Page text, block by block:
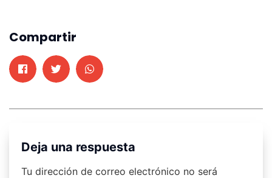
Compartir
Deja una respuesta
Tu dirección de correo electrónico no será